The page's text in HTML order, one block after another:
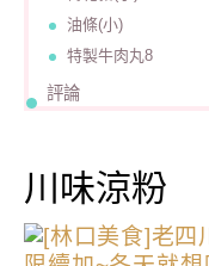
油條(小)
特製牛肉丸8
評論
川味涼粉